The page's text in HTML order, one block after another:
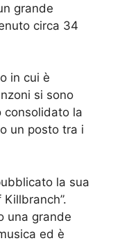
grande
circa 34
in cui è
si sono
consolidato la
un posto tra i
la sua
una grande
ed è